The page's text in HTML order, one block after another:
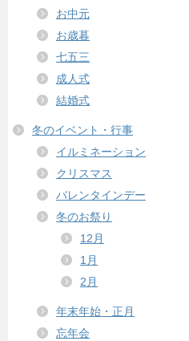
お中元
お歳暮
七五三
成人式
結婚式
冬のイベント・行事
イルミネーション
クリスマス
バレンタインデー
冬のお祭り
12月
1月
2月
年末年始・正月
忘年会